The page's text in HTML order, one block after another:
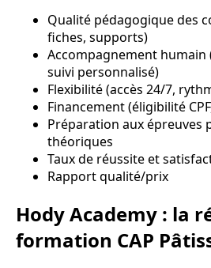
Qualité pédagogique des
fiches, supports)
Accompagnement
suivi personnalisé)
Flexibilité (accès 24/7,
Financement (éligibilité
Préparation aux épreuves
théoriques
Taux de réussite et
Rapport qualité/prix
Hody Academy : la
formation CAP